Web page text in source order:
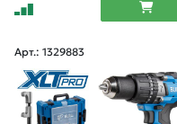
Арт.: 1329883